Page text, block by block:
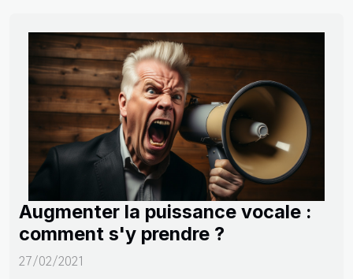
Augmenter la puissance vocale :
comment s'y prendre ?
27/02/2021